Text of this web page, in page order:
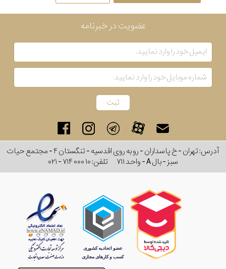
عضویت در خبرنامه
آدرس: تهران - خ پاسداران - رو به روی اقدسیه - تنگستان ۴ - مجتمع حیات
سبز - بال A - واحد ۷۱۱
تلفن:۰۲۱ - ۷۱۴ ۰۰۰ ۱۰